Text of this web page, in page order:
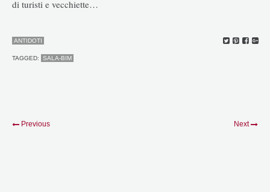
di turisti e vecchiette…
ANTIDOTI
TAGGED: SALA-BIM
Previous Next